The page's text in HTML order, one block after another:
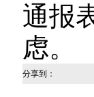
通报
虑。
分享到：